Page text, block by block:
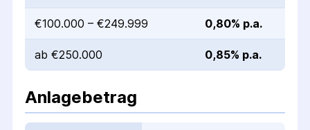
€100.000 – €249.999 0,80% p.a.
ab €250.000 0,85% p.a.
Anlagebetrag